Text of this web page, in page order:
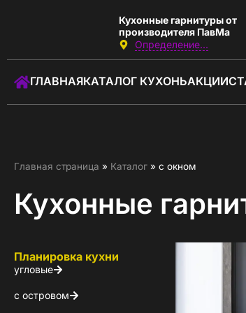
Кухонные гарнитуры от
производителя ПавМа
Определение...
ГЛАВНАЯКАТАЛОГ КУХОНЬАКЦИИ
Главная страница » Каталог » с окном
Кухонные
Планировка кухни
угловые
с островом
Звоните:с 10:00
КАЛЬКУЛЯТОР КУХНИ
АКЦИИ
О КОМПАНИИ